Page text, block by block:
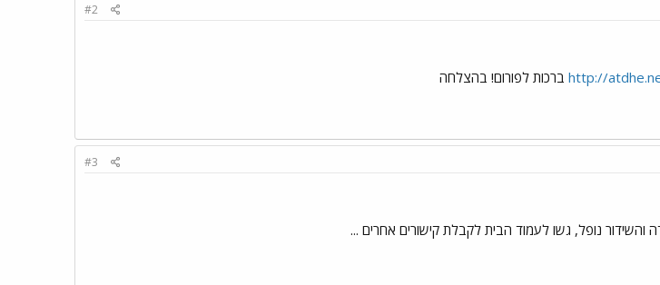
#2
http:// ברכות לפורום! בהצלחה
#3
והשידור נופל, גשו לעמוד הבית לקבלת קישורים אחרים ...